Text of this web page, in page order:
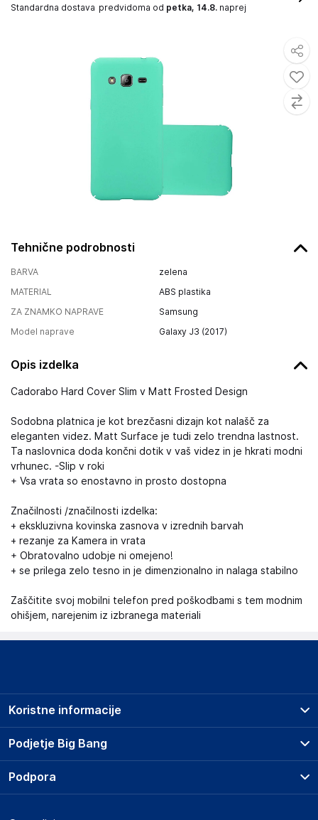
Tehnične podrobnosti
BARVA
zelena
MATERIAL
ABS plastika
ZA ZNAMKO NAPRAVE
Samsung
Model naprave
Galaxy J3 (2017)
Opis izdelka
Cadorabo Hard Cover Slim v Matt Frosted Design
Sodobna platnica je kot brezčasni dizajn kot nalašč za
eleganten videz. Matt Surface je tudi zelo trendna lastnost.
Ta naslovnica doda končni dotik v vaš videz in je hkrati modni
vrhunec. -Slip v roki
+ Vsa vrata so enostavno in prosto dostopna
Značilnosti /značilnosti izdelka:
+ ekskluzivna kovinska zasnova v izrednih barvah
+ rezanje za Kamera in vrata
+ Obratovalno udobje ni omejeno!
+ se prilega zelo tesno in je dimenzionalno in nalaga stabilno
Zaščitite svoj mobilni telefon pred poškodbami s tem modnim
ohišjem, narejenim iz izbranega materiali
Standardna dostava predvidoma od petka, 14.8. naprej
Podjetje Big Bang
O podjetju
Koristne informacije
Prodajna mesta
Storitve
Dostava, vnos in odvoz
Podpora